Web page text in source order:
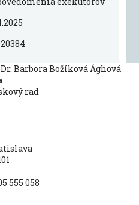
Barbora Božíková Ághová
rad
555 058